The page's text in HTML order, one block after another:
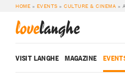
HOME » EVENTS »CULTURE & CINEMA »
lovelanghe
VISIT LANGHE MAGAZINE